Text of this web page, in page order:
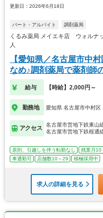
更新日：2026年6月18日
パート・アルバイト 調剤薬局
くるみ薬局 メイエキ店 ウォルナ
人
【愛知県／名古屋市中
なめ♪調剤薬局で薬剤師
給与 【時給】2,000円～
勤務地 愛知県 名古屋市中村区
アクセス
名古屋市営地下鉄東山
名古屋市営地下鉄桜通
原則、引越しを伴う転勤なし 残業月10
車通勤可
店舗数10～29 積極採用中
求人の詳細を見る